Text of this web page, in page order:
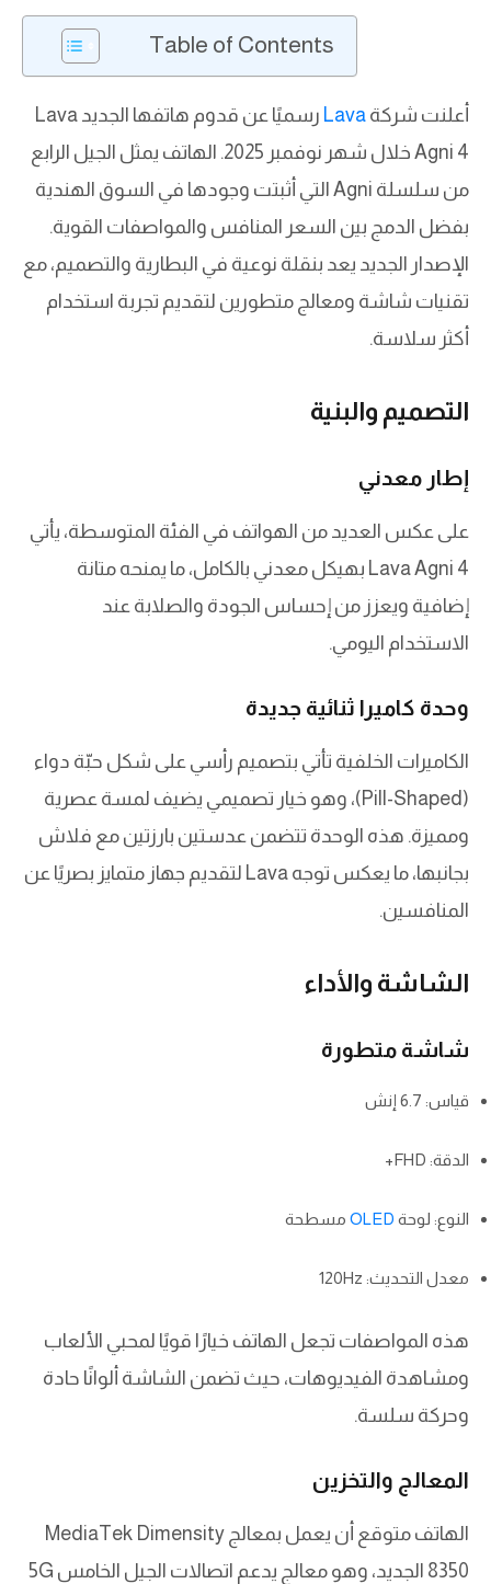
Table of Contents
أعلنت شركة Lava
رسميًا عن قدوم هاتفها الجديد Lava
Agni 4 خلال شهر نوفمبر 2025. الهاتف يمثل الجيل الرابع
من سلسلة Agni التي أثبتت وجودها في السوق الهندية
بفضل الدمج بين السعر المنافس والمواصفات القوية.
الإصدار الجديد يعد بنقلة نوعية في البطارية والتصميم، مع
تقنيات شاشة ومعالج متطورين لتقديم تجربة استخدام
أكثر سلاسة.
التصميم والبنية
إطار معدني
على عكس العديد من الهواتف في الفئة المتوسطة، يأتي
Lava Agni 4 بهيكل معدني بالكامل، ما يمنحه متانة
إضافية ويعزز من إحساس الجودة والصلابة عند
الاستخدام اليومي.
وحدة كاميرا ثنائية جديدة
الكاميرات الخلفية تأتي بتصميم رأسي على شكل حبّة دواء
(Pill-Shaped)، وهو خيار تصميمي يضيف لمسة عصرية
ومميزة. هذه الوحدة تتضمن عدستين بارزتين مع فلاش
بجانبها، ما يعكس توجه Lava لتقديم جهاز متمايز بصريًا عن
المنافسين.
الشاشة والأداء
شاشة متطورة
قياس: 6.7 إنش
الدقة: FHD+
النوع: لوحة OLED مسطحة
معدل التحديث: 120Hz
هذه المواصفات تجعل الهاتف خيارًا قويًا لمحبي الألعاب
ومشاهدة الفيديوهات، حيث تضمن الشاشة ألوانًا حادة
وحركة سلسة.
المعالج والتخزين
الهاتف متوقع أن يعمل بمعالج MediaTek Dimensity
8350 الجديد، وهو معالج يدعم اتصالات الجيل الخامس 5G